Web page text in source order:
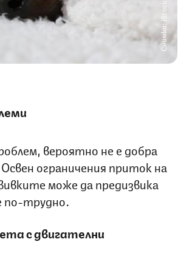
Снимка: iStock
вероятно не е добра
ограничения приток на
може да предизвика
по-трудно.
с двигателни